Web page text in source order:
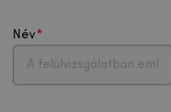
Név